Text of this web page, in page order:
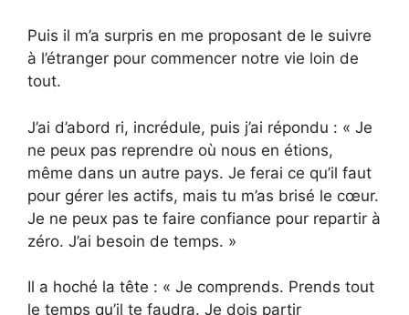
Puis il m’a surpris en me proposant de le suivre
à l’étranger pour commencer notre vie loin de
tout.
J’ai d’abord ri, incrédule, puis j’ai répondu : « Je
ne peux pas reprendre où nous en étions,
même dans un autre pays. Je ferai ce qu’il faut
pour gérer les actifs, mais tu m’as brisé le cœur.
Je ne peux pas te faire confiance pour repartir à
zéro. J’ai besoin de temps. »
Il a hoché la tête : « Je comprends. Prends tout
le temps qu’il te faudra. Je dois partir